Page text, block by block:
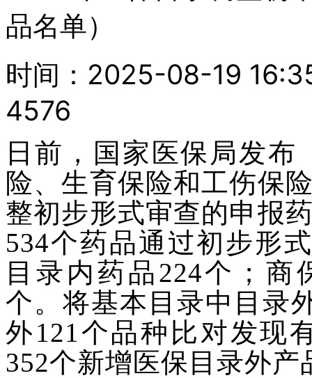
品名单）
时间：2025-08-19
4576
日前，国家医保局发布
险、生育保险和工伤保
整初步形式审查的申报
534个药品通过初步形
目录内药品224个；商
个。将基本目录中目录
外121个品种比对发现
352个新增医保目录外产